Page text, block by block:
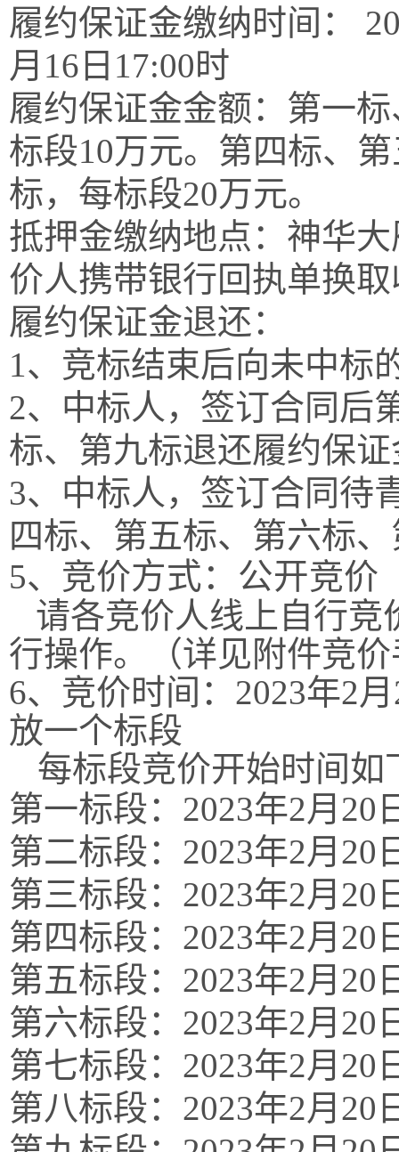
履约保证金缴纳时间：
月16日17:00时
履约保证金金额：第一
标段10万元。第四标、
标，每标段20万元。
抵押金缴纳地点：神华
价人携带银行回执单换
履约保证金退还：
1、竞标结束后向未中标
2、中标人，签订合同后
标、第九标退还履约保
3、中标人，签订合同待
四标、第五标、第六标
5、竞价方式：公开竞价
请各竞价人线上自行竞
行操作。（详见附件竞
6、 竞价时间： 2023年2月
放一个标段
每标段竞价开始时间如
第一标段： 2023年2月 20
第二标段： 2023年2月 20
第三标段： 2023年2月 20
第四标段： 2023年2月 20
第五标段： 2023年2月 20
第六标段： 2023年2月 20
第七标段： 2023年2月 20
第八标段： 2023年2月 20